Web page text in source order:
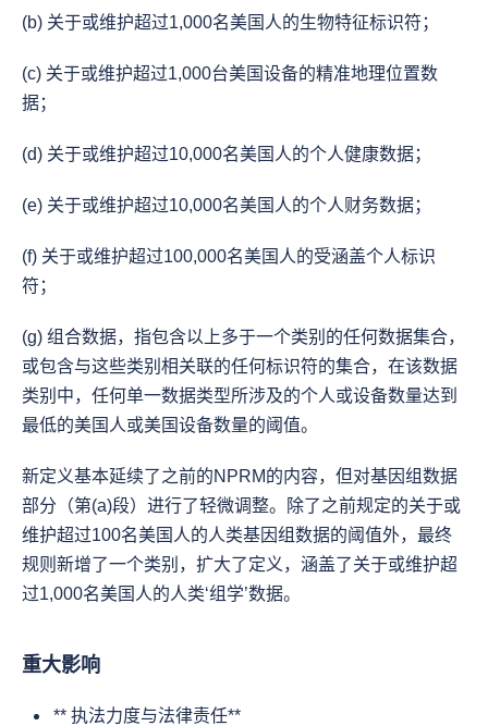
(b) 关于或维护超过1,000名美国人的生物特征标识符；
(c) 关于或维护超过1,000台美国设备的精准地理位置数
据；
(d) 关于或维护超过10,000名美国人的个人健康数据；
(e) 关于或维护超过10,000名美国人的个人财务数据；
(f) 关于或维护超过100,000名美国人的受涵盖个人标识
符；
(g) 组合数据，指包含以上多于一个类别的任何数据集合，
或包含与这些类别相关联的任何标识符的集合，在该数据
类别中，任何单一数据类型所涉及的个人或设备数量达到
最低的美国人或美国设备数量的阈值。
新定义基本延续了之前的NPRM的内容，但对基因组数据
部分（第(a)段）进行了轻微调整。除了之前规定的关于或
维护超过100名美国人的人类基因组数据的阈值外，最终
规则新增了一个类别，扩大了定义，涵盖了关于或维护超
过1,000名美国人的人类‘组学’数据。
重大影响
** 执法力度与法律责任**